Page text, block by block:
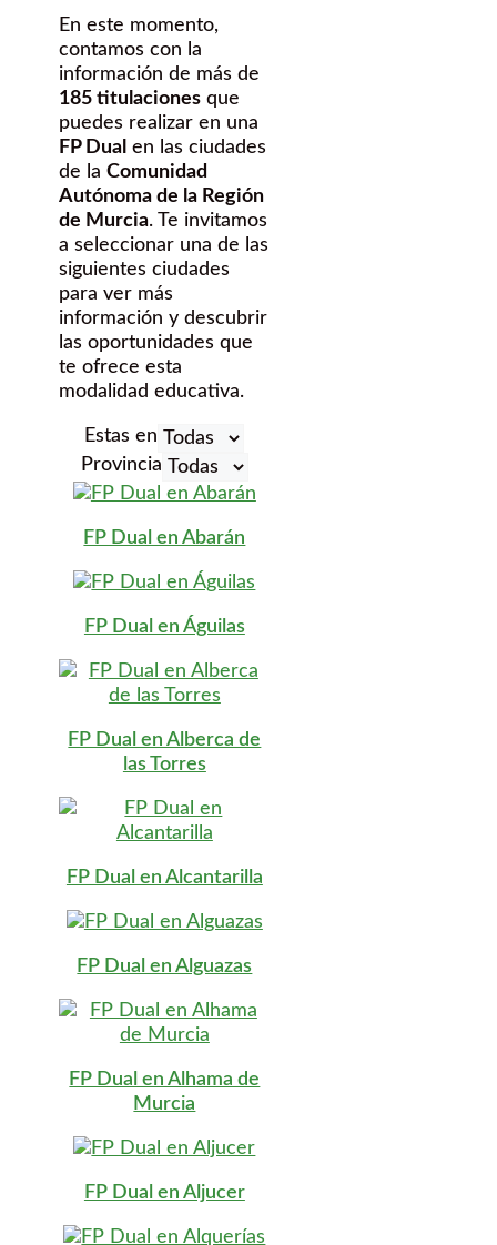
En este momento,
contamos con la
información de más de
185 titulaciones que
puedes realizar en una
FP Dual en las ciudades
de la Comunidad
Autónoma de la Región
de Murcia. Te invitamos
a seleccionar una de las
siguientes ciudades
para ver más
información y descubrir
las oportunidades que
te ofrece esta
modalidad educativa.
Estas en
Provincia
FP Dual en Abarán
FP Dual en Águilas
FP Dual en Alberca de
las Torres
FP Dual en Alcantarilla
FP Dual en Alguazas
FP Dual en Alhama de
Murcia
FP Dual en Aljucer